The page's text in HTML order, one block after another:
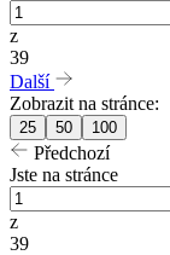
z
39
Další
Zobrazit na stránce:
25 50 100
Předchozí
Jste na stránce
z
39